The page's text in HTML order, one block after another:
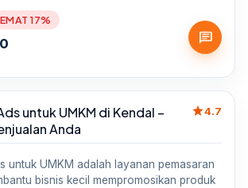
17%
chat
untuk UMKM di Kendal –
Anda
star4.7
untuk UMKM adalah layanan pemasaran
bisnis kecil mempromosikan produk